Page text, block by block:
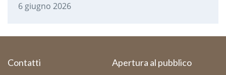
6 giugno 2026
Contatti Apertura al pubblico